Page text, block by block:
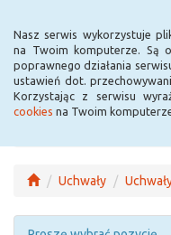
Nasz serwis wykorzystuje
na Twoim komputerze. Są
poprawnego działania
ustawień dot.
Korzystając z serwisu
cookies na Twoim
Uchwały